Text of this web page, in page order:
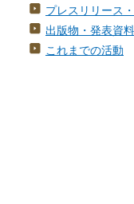
プレスリリース
出版物・発表資料
これまでの活動